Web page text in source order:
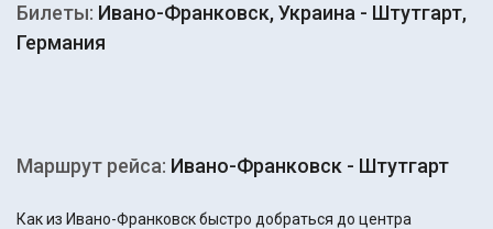
Билеты: Ивано-Франковск, Украина - Штутгарт,
Германия
Маршрут рейса: Ивано-Франковск - Штутгарт
Как из Ивано-Франковск быстро добраться до центра